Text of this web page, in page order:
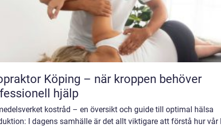
Köping – när kroppen behöver
hjälp
kostråd – en översikt och guide till optimal hälsa
I dagens samhälle är det allt viktigare att förstå hur vår